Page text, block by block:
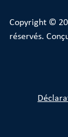
Copyright ©
réservés.